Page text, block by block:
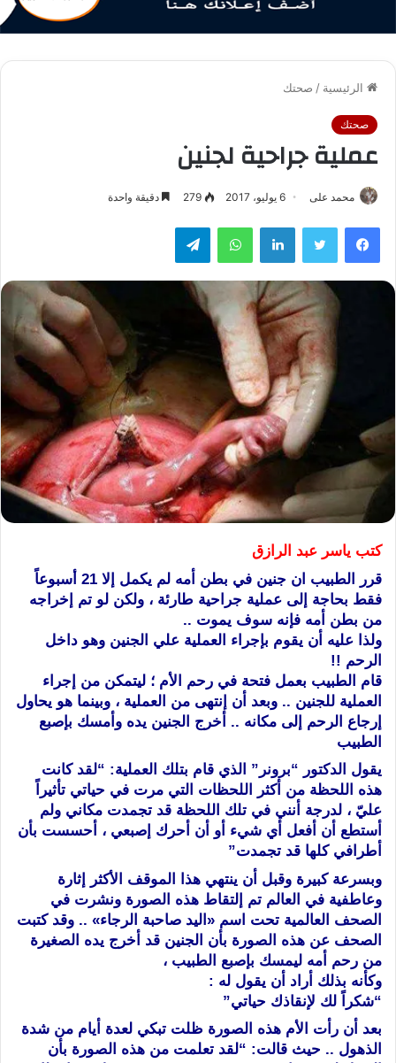
الرئيسية / صحتك
صحتك
عملية جراحية لجنين
محمد على 6 يوليو، 2017 279 دقيقة واحدة
فيسبوك تويتر لينكدإن واتساب تيلقرام
كتب ياسر عبد الرازق
قرر الطبيب ان ﺟﻨﻴﻦ ﻓﻲ ﺑﻄﻦ ﺃﻣﻪ ﻟﻢ ﻳﻜﻤﻞ إلا 21 أﺳﺒﻮﻋﺎً
فقط ﺑﺤﺎﺟﺔ ﺇﻟﻰ ﻋﻤﻠﻴﺔ ﺟﺮﺍﺣﻴﺔ طارئة ، ﻭﻟﻜﻦ ﻟﻮ ﺗﻢ ﺇﺧﺮﺍﺟﻪ
ﻣﻦ ﺑﻄﻦ ﺃﻣﻪ ﻓﺈﻧﻪ ﺳﻮﻑ ﻳﻤﻮﺕ ..
ﻭﻟﺬﺍ ﻋﻠﻴﻪ ﺃﻥ ﻳﻘﻮﻡ ﺑﺈﺟﺮﺍﺀ ﺍﻟﻌﻤﻠﻴﺔ علي الجنين ﻭﻫﻮ ﺩﺍﺧﻞ
ﺍﻟﺮﺣﻢ !!
ﻗﺎﻡ ﺍﻟﻄﺒﻴﺐ ﺑﻌﻤﻞ ﻓﺘﺤﺔ ﻓﻲ ﺭﺣﻢ ﺍﻷ‌ﻡ ؛ ﻟﻴﺘﻤﻜﻦ ﻣﻦ ﺇﺟﺮﺍﺀ
ﺍﻟﻌﻤﻠﻴﺔ ﻟﻠﺠﻨﻴﻦ .. ﻭﺑﻌﺪ ﺃﻥ ﺇﻧﺘﻬﻰ ﻣﻦ ﺍﻟﻌﻤﻠﻴﺔ ، ﻭﺑﻴﻨﻤﺎ ﻫﻮ ﻳﺤﺎﻭﻝ
ﺇﺭﺟﺎﻉ ﺍﻟﺮﺣﻢ ﺇﻟﻰ ﻣﻜﺎﻧﻪ .. ﺃﺧﺮﺝ ﺍﻟﺠﻨﻴﻦ ﻳﺪﻩ ﻭﺃﻣﺴﻚ ﺑﺈﺻﺒﻊ
ﺍﻟﻄﺒﻴﺐ
ﻳﻘﻮﻝ ﺍﻟﺪﻛﺘﻮﺭ “ﺑﺮﻭﻧﺮ” الذي قام بتلك العملية: “ﻟﻘﺪ ﻛﺎﻧﺖ
ﻫﺬﻩ ﺍﻟﻠﺤﻈﺔ ﻣﻦ ﺃﻛﺜﺮ ﺍﻟﻠﺤﻈﺎﺕ ﺍﻟﺘﻲ ﻣﺮﺕ ﻓﻲ ﺣﻴﺎﺗﻲ ﺗﺄﺛﻴﺮﺍً
ﻋﻠﻲّ ، ﻟﺪﺭﺟﺔ ﺃﻧﻨﻲ ﻓﻲ ﺗﻠﻚ ﺍﻟﻠﺤﻈﺔ ﻗﺪ ﺗﺠﻤﺪﺕ ﻣﻜﺎﻧﻲ ﻭﻟﻢ
ﺃﺳﺘﻄﻊ ﺃﻥ ﺃﻓﻌﻞ ﺃﻱ ﺷﻲﺀ ﺃﻭ ﺃﻥ ﺃﺣﺮﻙ ﺇﺻﺒﻌﻲ ، ﺃﺣﺴﺴﺖ ﺑﺄﻥ
ﺃﻃﺮﺍﻓﻲ ﻛﻠﻬﺎ ﻗﺪ ﺗﺠﻤﺪﺕ”
ﻭﺑﺴﺮﻋﺔ ﻛﺒﻴﺮﺓ ﻭﻗﺒﻞ ﺃﻥ ﻳﻨﺘﻬﻲ ﻫﺬﺍ ﺍﻟﻤﻮﻗﻒ ﺍﻷ‌ﻛﺜﺮ ﺇﺛﺎﺭﺓ
ﻭﻋﺎﻃﻔﻴﺔ ﻓﻲ ﺍﻟﻌﺎﻟﻢ ﺗﻢ إلتقاط ﻫﺬﻩ ﺍﻟﺼﻮﺭﺓ ﻭﻧﺸﺮﺕ ﻓﻲ
ﺍﻟﺼﺤﻒ العالمية ﺗﺤﺖ ﺍﺳﻢ «ﺍﻟﻴﺪ ﺻﺎﺣﺒﺔ ﺍﻟﺮﺟﺎﺀ» .. ﻭﻗﺪ ﻛﺘﺒﺖ
ﺍﻟﺼﺤﻒ ﻋﻦ ﻫﺬﻩ ﺍﻟﺼﻮﺭﺓ ﺑﺄﻥ ﺍﻟﺠﻨﻴﻦ ﻗﺪ ﺃﺧﺮﺝ ﻳﺪﻩ ﺍﻟﺼﻐﻴﺮﺓ
ﻣﻦ ﺭﺣﻢ ﺃﻣﻪ ﻟﻴﻤﺴﻚ ﺑﺈﺻﺒﻊ ﺍﻟﻄﺒﻴﺐ ،
ﻭﻛﺄﻧﻪ ﺑﺬﻟﻚ ﺃﺭﺍﺩ ﺃﻥ ﻳﻘﻮﻝ ﻟﻪ :
“ﺷﻜﺮﺍً ﻟﻚ ﻹ‌ﻧﻘﺎﺫﻙ ﺣﻴﺎﺗﻲ”
ﺑﻌﺪ ﺃﻥ ﺭﺃﺕ الأم هذه ﺍﻟﺼﻮﺭﺓ ﻇﻠﺖ ﺗﺒﻜﻲ ﻟﻌﺪﺓ ﺃﻳﺎﻡ من شدة
الذهول .. حيث قالت: “ﻟﻘﺪ ﺗﻌﻠﻤﺖ ﻣﻦ ﻫﺬﻩ ﺍﻟﺼﻮﺭﺓ ﺑﺄﻥ